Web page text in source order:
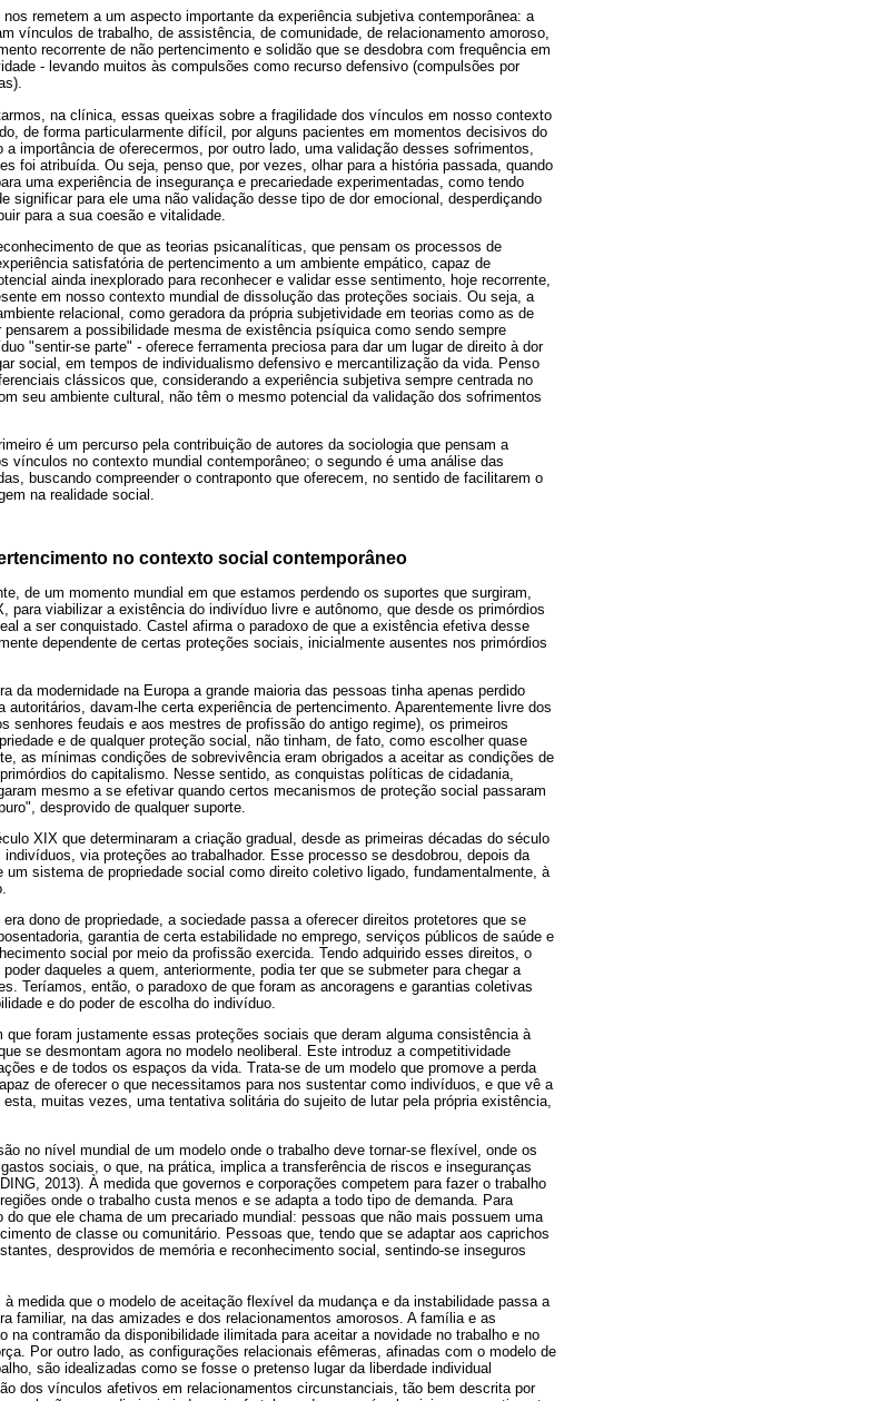
remetem a um aspecto importante da experiência subjetiva contemporânea: a
vínculos de trabalho, de assistência, de comunidade, de relacionamento amoroso,
recorrente de não pertencimento e solidão que se desdobra com frequência em
- levando muitos às compulsões como recurso defensivo (compulsões por
na clínica, essas queixas sobre a fragilidade dos vínculos em nosso contexto
de forma particularmente difícil, por alguns pacientes em momentos decisivos do
importância de oferecermos, por outro lado, uma validação desses sofrimentos,
foi atribuída. Ou seja, penso que, por vezes, olhar para a história passada, quando
uma experiência de insegurança e precariedade experimentadas, como tendo
significar para ele uma não validação desse tipo de dor emocional, desperdiçando
para a sua coesão e vitalidade.
de que as teorias psicanalíticas, que pensam os processos de
satisfatória de pertencimento a um ambiente empático, capaz de
ainda inexplorado para reconhecer e validar esse sentimento, hoje recorrente,
em nosso contexto mundial de dissolução das proteções sociais. Ou seja, a
relacional, como geradora da própria subjetividade em teorias como as de
a possibilidade mesma de existência psíquica como sendo sempre
"sentir-se parte" - oferece ferramenta preciosa para dar um lugar de direito à dor
social, em tempos de individualismo defensivo e mercantilização da vida. Penso
clássicos que, considerando a experiência subjetiva sempre centrada no
seu ambiente cultural, não têm o mesmo potencial da validação dos sofrimentos
é um percurso pela contribuição de autores da sociologia que pensam a
vínculos no contexto mundial contemporâneo; o segundo é uma análise das
buscando compreender o contraponto que oferecem, no sentido de facilitarem o
na realidade social.
no contexto social contemporâneo
de um momento mundial em que estamos perdendo os suportes que surgiram,
para viabilizar a existência do indivíduo livre e autônomo, que desde os primórdios
a ser conquistado. Castel afirma o paradoxo de que a existência efetiva desse
dependente de certas proteções sociais, inicialmente ausentes nos primórdios
da modernidade na Europa a grande maioria das pessoas tinha apenas perdido
davam-lhe certa experiência de pertencimento. Aparentemente livre dos
senhores feudais e aos mestres de profissão do antigo regime), os primeiros
e de qualquer proteção social, não tinham, de fato, como escolher quase
as mínimas condições de sobrevivência eram obrigados a aceitar as condições de
do capitalismo. Nesse sentido, as conquistas políticas de cidadania,
mesmo a se efetivar quando certos mecanismos de proteção social passaram
desprovido de qualquer suporte.
XIX que determinaram a criação gradual, desde as primeiras décadas do século
via proteções ao trabalhador. Esse processo se desdobrou, depois da
um sistema de propriedade social como direito coletivo ligado, fundamentalmente, à
dono de propriedade, a sociedade passa a oferecer direitos protetores que se
garantia de certa estabilidade no emprego, serviços públicos de saúde e
social por meio da profissão exercida. Tendo adquirido esses direitos, o
daqueles a quem, anteriormente, podia ter que se submeter para chegar a
Teríamos, então, o paradoxo de que foram as ancoragens e garantias coletivas
e do poder de escolha do indivíduo.
que foram justamente essas proteções sociais que deram alguma consistência à
se desmontam agora no modelo neoliberal. Este introduz a competitividade
e de todos os espaços da vida. Trata-se de um modelo que promove a perda
de oferecer o que necessitamos para nos sustentar como indivíduos, e que vê a
muitas vezes, uma tentativa solitária do sujeito de lutar pela própria existência,
no nível mundial de um modelo onde o trabalho deve tornar-se flexível, onde os
sociais, o que, na prática, implica a transferência de riscos e inseguranças
2013). À medida que governos e corporações competem para fazer o trabalho
onde o trabalho custa menos e se adapta a todo tipo de demanda. Para
que ele chama de um precariado mundial: pessoas que não mais possuem uma
de classe ou comunitário. Pessoas que, tendo que se adaptar aos caprichos
desprovidos de memória e reconhecimento social, sentindo-se inseguros
medida que o modelo de aceitação flexível da mudança e da instabilidade passa a
familiar, na das amizades e dos relacionamentos amorosos. A família e as
contramão da disponibilidade ilimitada para aceitar a novidade no trabalho e no
Por outro lado, as configurações relacionais efêmeras, afinadas com o modelo de
são idealizadas como se fosse o pretenso lugar da liberdade individual
dos vínculos afetivos em relacionamentos circunstanciais, tão bem descrita por